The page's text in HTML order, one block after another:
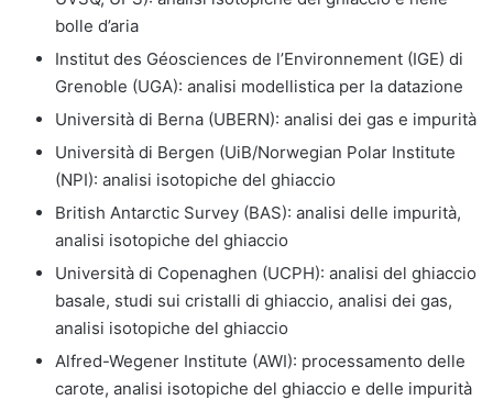
bolle d’aria
Institut des Géosciences de l’Environnement (IGE) di
Grenoble (UGA): analisi modellistica per la datazione
Università di Berna (UBERN): analisi dei gas e impurità
Università di Bergen (UiB/Norwegian Polar Institute
(NPI): analisi isotopiche del ghiaccio
British Antarctic Survey (BAS): analisi delle impurità,
analisi isotopiche del ghiaccio
Università di Copenaghen (UCPH): analisi del ghiaccio
basale, studi sui cristalli di ghiaccio, analisi dei gas,
analisi isotopiche del ghiaccio
Alfred-Wegener Institute (AWI): processamento delle
carote, analisi isotopiche del ghiaccio e delle impurità